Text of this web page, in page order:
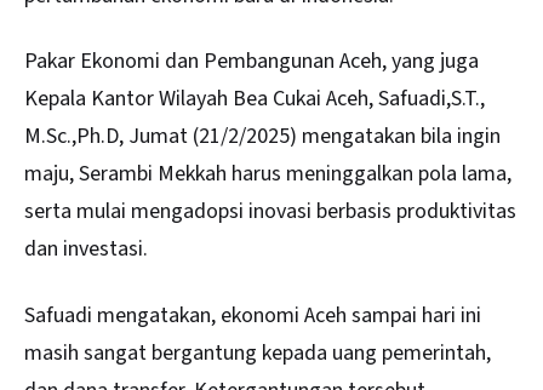
Pakar Ekonomi dan Pembangunan Aceh, yang juga
Kepala Kantor Wilayah Bea Cukai Aceh, Safuadi,S.T.,
M.Sc.,Ph.D, Jumat (21/2/2025) mengatakan bila ingin
maju, Serambi Mekkah harus meninggalkan pola lama,
serta mulai mengadopsi inovasi berbasis produktivitas
dan investasi.
Safuadi mengatakan, ekonomi Aceh sampai hari ini
masih sangat bergantung kepada uang pemerintah,